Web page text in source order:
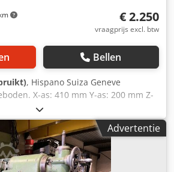
€ 2.250
vraagprijs excl. btw
Bellen
, Hispano Suiza Geneve
X-as: 410 mm Y-as: 200 mm Z-
Srhgj Am Sjr Toerental: 67 - 3000
40 Bed: 430x225 mm Kop
130x130x140 cm LxBxH Bel of mail
Advertentie